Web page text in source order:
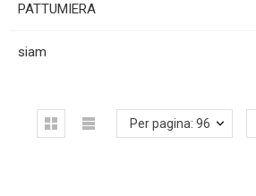
PATTUMIERA
siam
Per pagina: 96